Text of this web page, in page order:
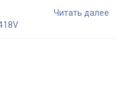
Читать далее